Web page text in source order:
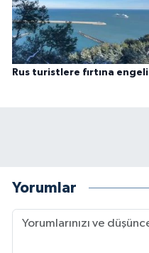
Rus turistlere fırtına engeli
Yorumlar